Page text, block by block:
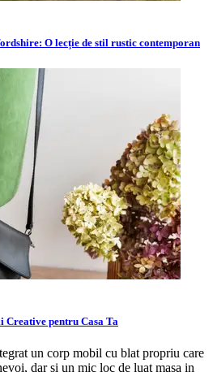
O lecție de stil rustic contemporan
Creative pentru Casa Ta
un corp mobil cu blat propriu care
dar si un mic loc de luat masa in